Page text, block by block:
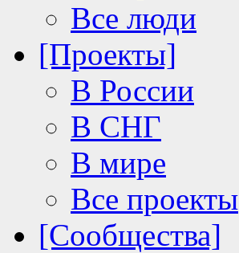
Все люди
[Проекты]
В России
В СНГ
В мире
Все проекты
[Сообщества]